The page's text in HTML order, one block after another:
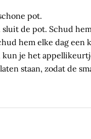
pot.
de pot. Schud
hem elke dag een
kun je het
staan, zodat de